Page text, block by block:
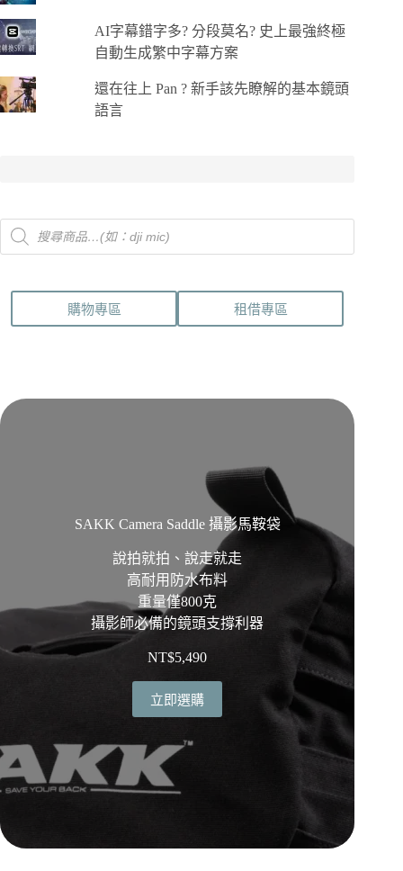
AI字幕錯字多? 分段莫名? 史上最強終極
自動生成繁中字幕方案
還在往上 Pan ? 新手該先瞭解的基本鏡頭
語言
Products
search
購物專區 租借專區
SAKK Camera Saddle 攝影馬鞍袋
說拍就拍、說走就走
高耐用防水布料
重量僅800克
攝影師必備的鏡頭支撐利器
NT$5,490
立即選購